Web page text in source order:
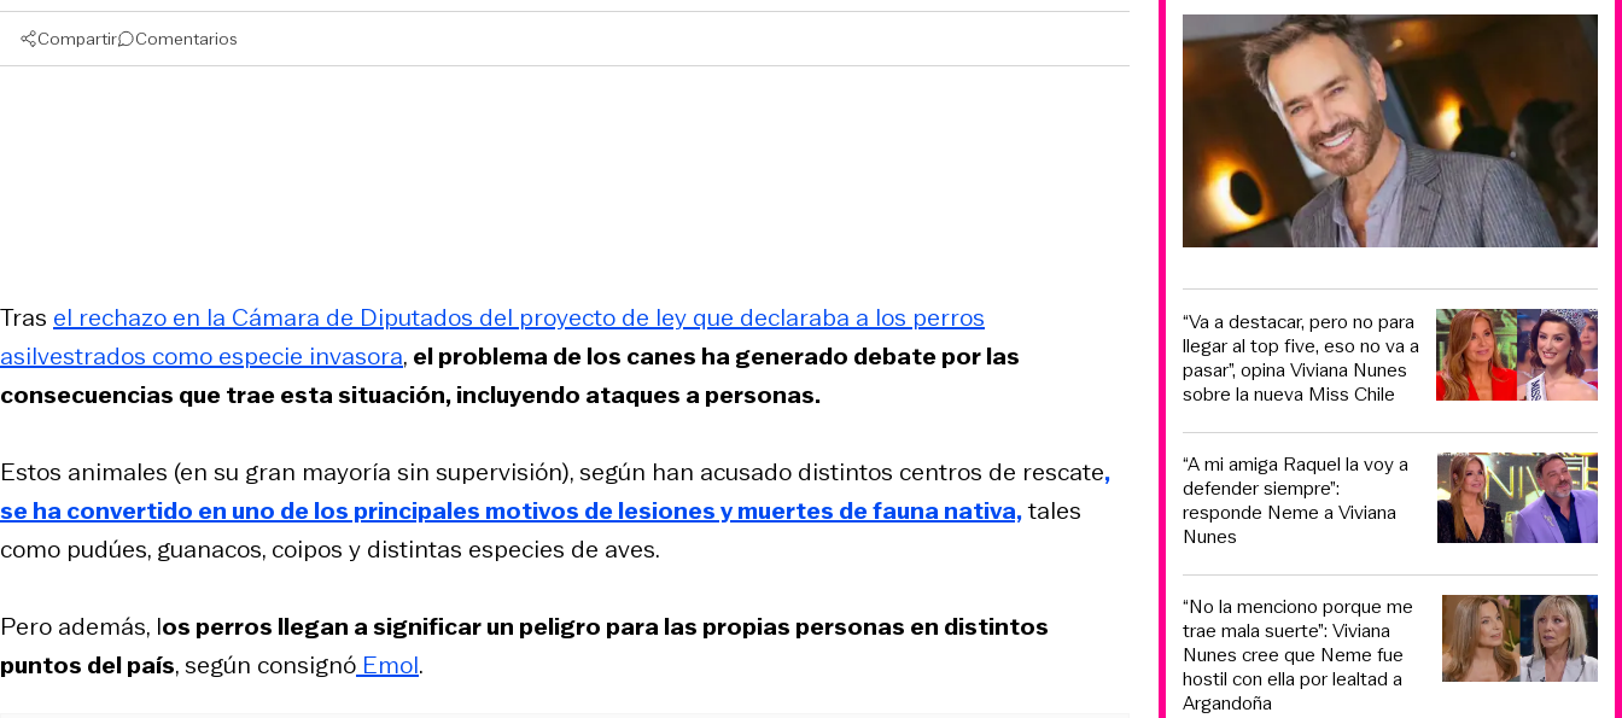
Compartir Comentarios
Tras el rechazo en la Cámara de Diputados del proyecto de ley que declaraba a los perros
asilvestrados como especie invasora, el problema de los canes ha generado debate por las
consecuencias que trae esta situación, incluyendo ataques a personas.
Estos animales (en su gran mayoría sin supervisión), según han acusado distintos centros de rescate,
se ha convertido en uno de los principales motivos de lesiones y muertes de fauna nativa,tales
como pudúes, guanacos, coipos y distintas especies de aves.
Pero además, los perros llegan a significar un peligro para las propias personas en distintos
puntos del país, según consignó Emol.
“Va a destacar, pero no para
llegar al top five, eso no va a
pasar”, opina Viviana Nunes
sobre la nueva Miss Chile
“A mi amiga Raquel la voy a
defender siempre”:
responde Neme a Viviana
Nunes
“No la menciono porque me
trae mala suerte”: Viviana
Nunes cree que Neme fue
hostil con ella por lealtad a
Argandoña